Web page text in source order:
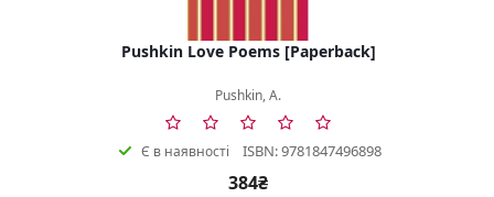
Pushkin Love Poems [Paperback]
Pushkin, A.
Є в наявності ISBN: 9781847496898
384₴